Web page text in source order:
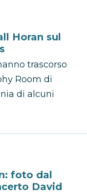
Horan sul
trascorso
Room di
di alcuni
foto dal
David